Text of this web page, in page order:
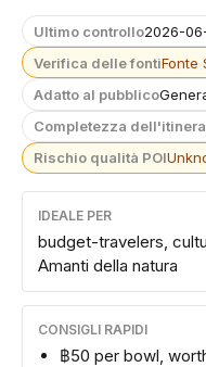
Ultimo controllo2026-
Verifica delle fontiFonte
Adatto al pubblico
Completezza
Rischio qualità POI
IDEALE PER
budget-travelers,
Amanti della natura
CONSIGLI RAPIDI
฿50 per bowl,